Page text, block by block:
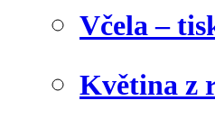
Včela –
Květina z